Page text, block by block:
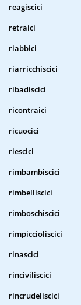
reagiscici
retraici
riabbici
riarricchiscici
ribadiscici
ricontraici
ricuocici
riescici
rimbambiscici
rimbelliscici
rimboschiscici
rimpiccioliscici
rinascici
rinciviliscici
rincrudeliscici